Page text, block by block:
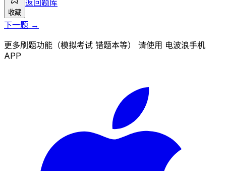
收藏
返回题库
下一题 →
更多刷题功能（模拟考试 错题本等） 请使用 电波浪手机
APP